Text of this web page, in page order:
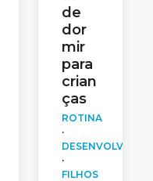
de
dor
mir
para
crian
ças
ROTINA
·
·
FILHOS